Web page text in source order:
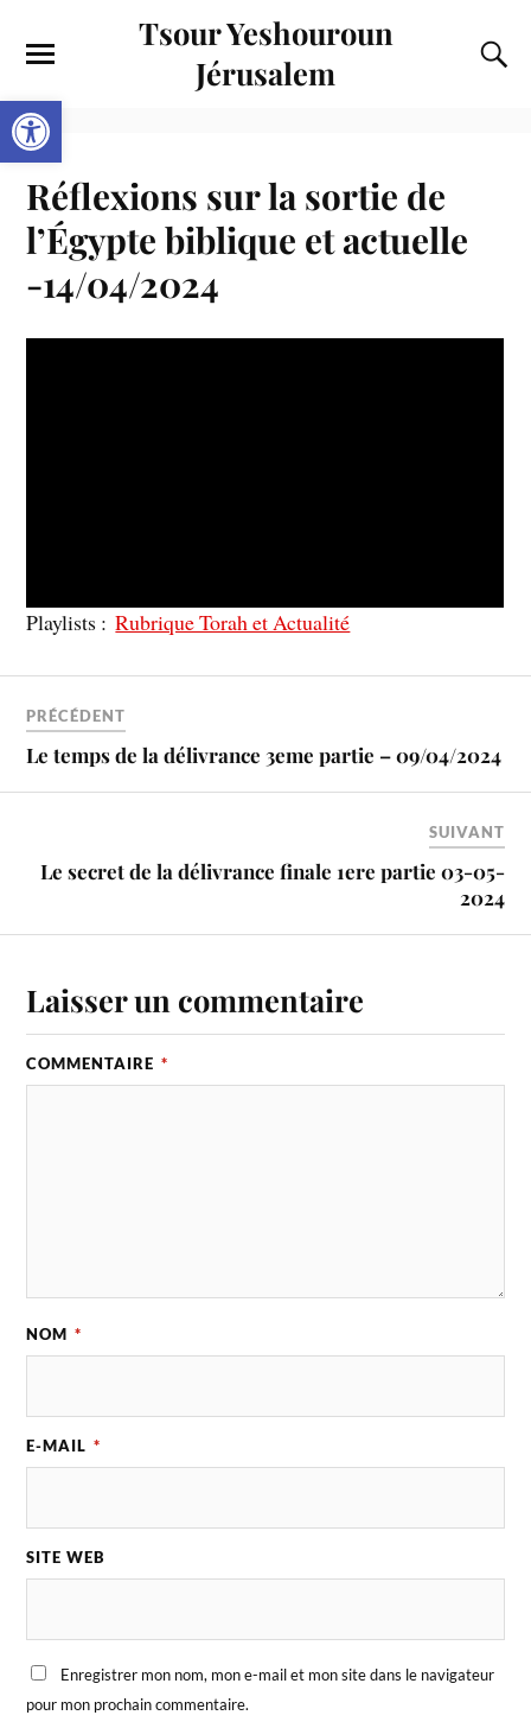
Ouvrir la barre d’outils
Tsour Yeshouroun
Jérusalem
Réflexions sur la sortie de
l’Égypte biblique et actuelle
-14/04/2024
Playlists : Rubrique Torah et Actualité
PRÉCÉDENT
Le temps de la délivrance 3eme partie – 09/04/2024
SUIVANT
Le secret de la délivrance finale 1ere partie 03-05-
2024
Laisser un commentaire
COMMENTAIRE *
NOM *
E-MAIL *
SITE WEB
Enregistrer mon nom, mon e-mail et mon site dans le navigateur
pour mon prochain commentaire.